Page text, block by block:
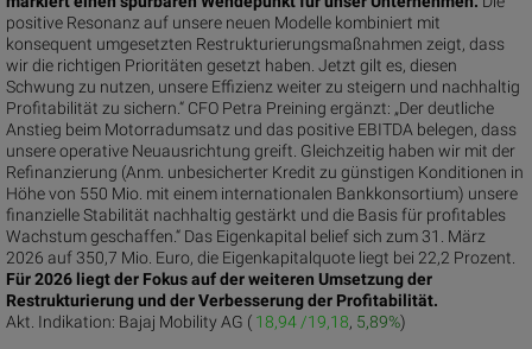
positive Resonanz auf unsere neuen Modelle kombiniert mit
konsequent umgesetzten Restrukturierungsmaßnahmen zeigt, dass
wir die richtigen Prioritäten gesetzt haben. Jetzt gilt es, diesen
Schwung zu nutzen, unsere Effizienz weiter zu steigern und nachhaltig
Profitabilität zu sichern.“ CFO Petra Preining ergänzt: „Der deutliche
Anstieg beim Motorradumsatz und das positive EBITDA belegen, dass
unsere operative Neuausrichtung greift. Gleichzeitig haben wir mit der
Refinanzierung (Anm. unbesicherter Kredit zu günstigen Konditionen in
Höhe von 550 Mio. mit einem internationalen Bankkonsortium) unsere
finanzielle Stabilität nachhaltig gestärkt und die Basis für profitables
Wachstum geschaffen.“ Das Eigenkapital belief sich zum 31. März
2026 auf 350,7 Mio. Euro, die Eigenkapitalquote liegt bei 22,2 Prozent.
Für 2026 liegt der Fokus auf der weiteren Umsetzung der
Restrukturierung und der Verbesserung der Profitabilität.
Bajaj Mobility AG (
Akt. Indikation: 18,94 /19,18, 5,89%)